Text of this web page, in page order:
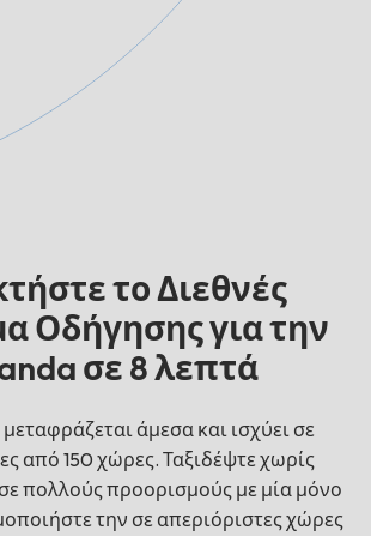
το Διεθνές
Οδήγησης για την
σε 8 λεπτά
άμεσα και ισχύει σε
από 150 χώρες. Ταξιδέψτε χωρίς
πολλούς προορισμούς με μία μόνο
την σε απεριόριστες χώρες